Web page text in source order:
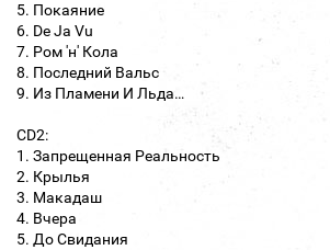
5. Покаяние
6. De Ja Vu
7. Ром 'н' Кола
8. Последний Вальс
9. Из Пламени И Льда…
CD2:
1. Запрещенная Реальность
2. Крылья
3. Макадаш
4. Вчера
5. До Свидания